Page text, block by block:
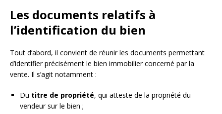
Les documents relatifs à
l’identification du bien
Tout d’abord, il convient de réunir les documents permettant
d’identifier précisément le bien immobilier concerné par la
vente. Il s’agit notamment :
Du titre de propriété, qui atteste de la propriété du
vendeur sur le bien ;